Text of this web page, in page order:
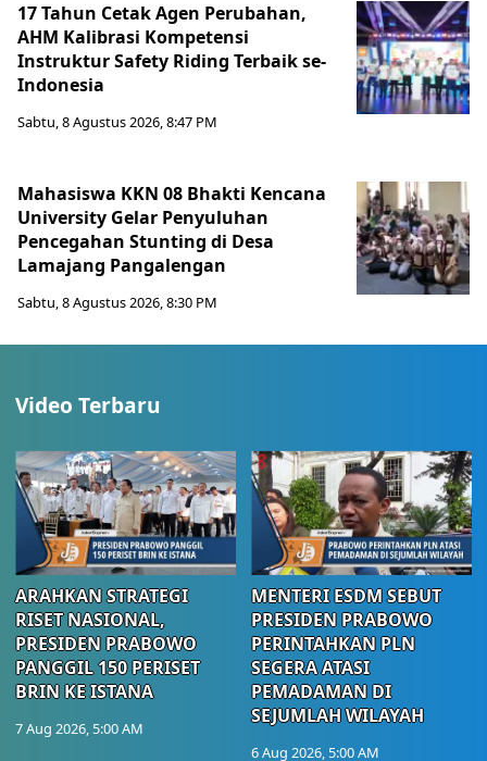
17 Tahun Cetak Agen Perubahan,
AHM Kalibrasi Kompetensi
Instruktur Safety Riding Terbaik se-
Indonesia
Sabtu, 8 Agustus 2026, 8:47 PM
Mahasiswa KKN 08 Bhakti Kencana
University Gelar Penyuluhan
Pencegahan Stunting di Desa
Lamajang Pangalengan
Sabtu, 8 Agustus 2026, 8:30 PM
Video Terbaru
ARAHKAN STRATEGI
RISET NASIONAL,
PRESIDEN PRABOWO
PANGGIL 150 PERISET
BRIN KE ISTANA
7 Aug 2026, 5:00 AM
MENTERI ESDM SEBUT
PRESIDEN PRABOWO
PERINTAHKAN PLN
SEGERA ATASI
PEMADAMAN DI
SEJUMLAH WILAYAH
6 Aug 2026, 5:00 AM